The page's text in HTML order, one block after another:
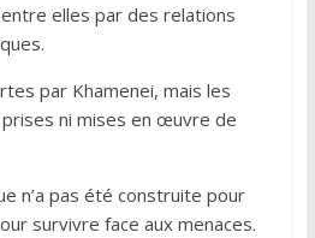
elles par des relations
par Khamenei, mais les
ni mises en œuvre de
n’a pas été construite pour
survivre face aux menaces.